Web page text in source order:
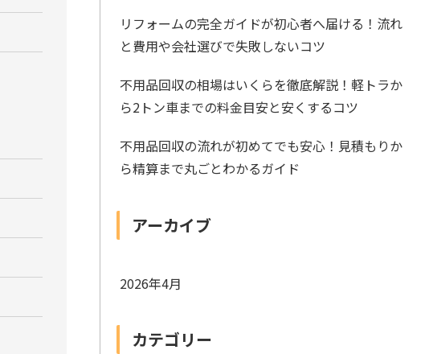
リフォームの完全ガイドが初心者へ届ける！流れ
と費用や会社選びで失敗しないコツ
不用品回収の相場はいくらを徹底解説！軽トラか
ら2トン車までの料金目安と安くするコツ
不用品回収の流れが初めてでも安心！見積もりか
ら精算まで丸ごとわかるガイド
アーカイブ
2026年4月
カテゴリー